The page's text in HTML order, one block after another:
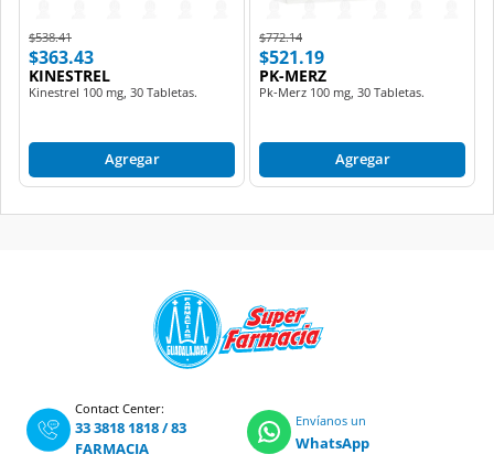
Price reduced from
$538.41to
$363.43
KINESTREL
Kinestrel 100 mg, 30 Tabletas.
Agregar
Price reduced from
$772.14to
$521.19
PK-MERZ
Pk-Merz 100 mg, 30 Tabletas.
Agregar
Contact Center:
33 3818 1818/83
FARMACIA
Envíanos un
WhatsApp